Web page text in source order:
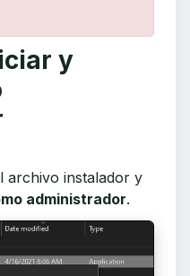
y
archivo instalador y
administrador.